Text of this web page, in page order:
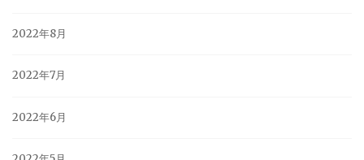
2022年8月
2022年7月
2022年6月